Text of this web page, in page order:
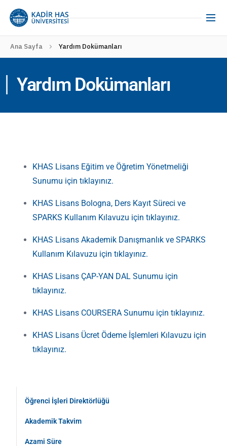
Ana Sayfa Yardım Dokümanları
Yardım Dokümanları
KHAS Lisans Eğitim ve Öğretim Yönetmeliği
Sunumu için tıklayınız.
KHAS Lisans Bologna, Ders Kayıt Süreci ve
SPARKS Kullanım Kılavuzu için tıklayınız.
KHAS Lisans Akademik Danışmanlık ve SPARKS
Kullanım Kılavuzu için tıklayınız.
KHAS Lisans ÇAP-YAN DAL Sunumu için
tıklayınız.
KHAS Lisans COURSERA Sunumu için tıklayınız.
KHAS Lisans Ücret Ödeme İşlemleri Kılavuzu için
tıklayınız.
Öğrenci İşleri Direktörlüğü
Akademik Takvim
Azami Süre